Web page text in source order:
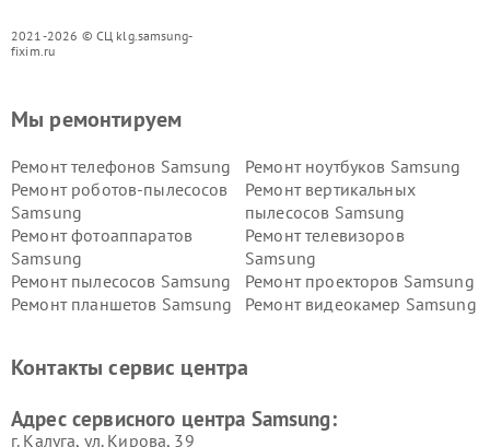
2021-2026 © СЦ klg.samsung-
fixim.ru
Мы ремонтируем
Ремонт телефонов Samsung
Ремонт ноутбуков Samsung
Ремонт роботов-пылесосов
Samsung
Ремонт вертикальных
пылесосов Samsung
Ремонт фотоаппаратов
Samsung
Ремонт телевизоров
Samsung
Ремонт пылесосов Samsung
Ремонт проекторов Samsung
Ремонт планшетов Samsung
Ремонт видеокамер Samsung
Контакты сервис центра
Адрес сервисного центра Samsung:
г. Калуга, ул. Кирова, 39